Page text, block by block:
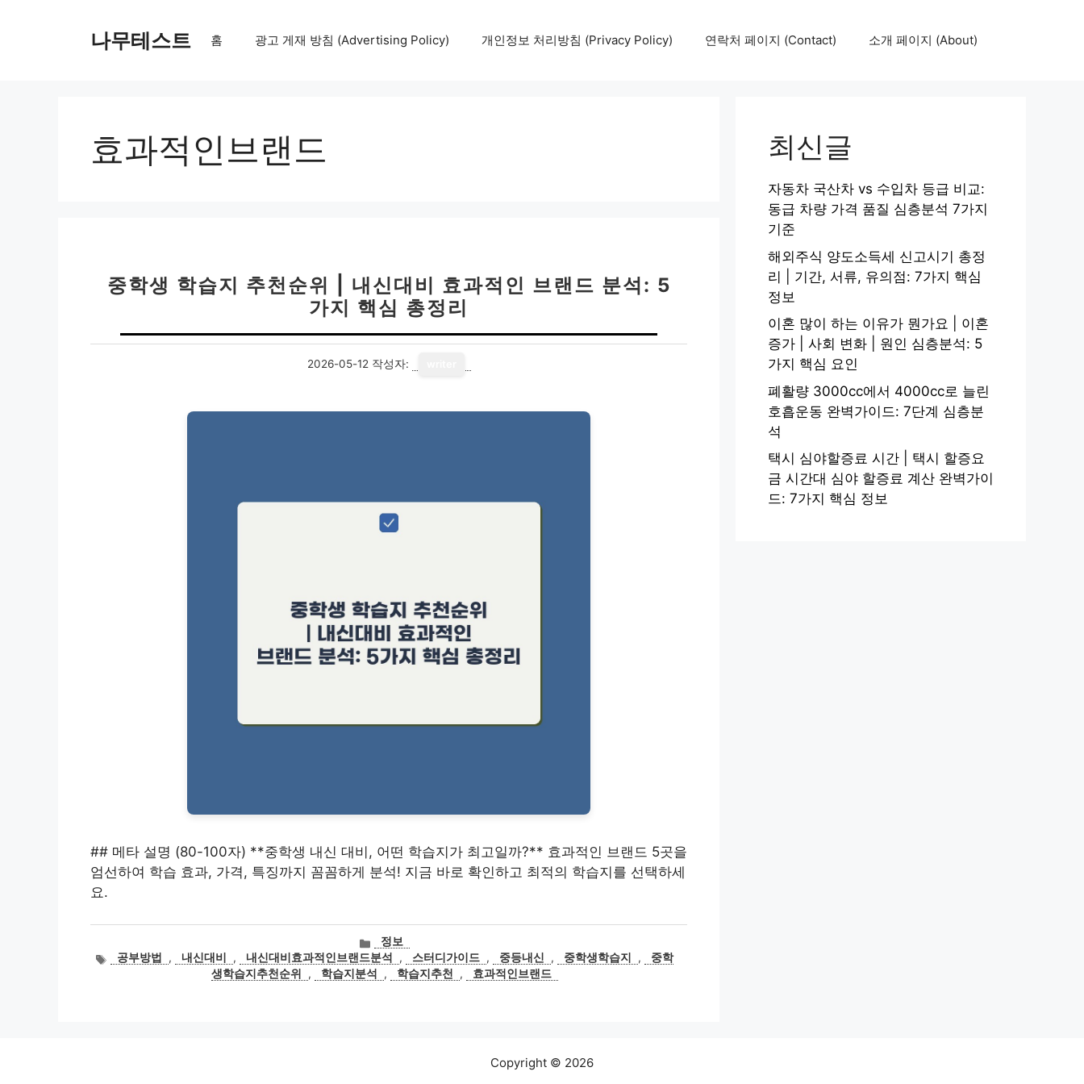
나무테스트 홈 광고 게재 방침 (Advertising Policy) 개인정보 처리방침 (Privacy Policy) 연락처 페이지 (Contact) 소개 페이지 (About)
효과적인브랜드
중학생 학습지 추천순위 | 내신대비 효과적인 브랜드 분석: 5
가지 핵심 총정리
2026-05-12 작성자:
## 메타 설명 (80-100자) **중학생 내신 대비, 어떤 학습지가 최고일까?** 효과적인 브랜드 5곳을
엄선하여 학습 효과, 가격, 특징까지 꼼꼼하게 분석! 지금 바로 확인하고 최적의 학습지를 선택하세
요.
카
테
고
정보
태공부방법 , 내신대비 , 내신대비효과적인브랜드분석 , 스터디가이드 , 중등내신 , 중학생학습지 ,
중학
생학습지추천순위
, 학습지분석 , 학습지추천 , 효과적인브랜드
최신글
자동차 국산차 vs 수입차 등급 비교:
동급 차량 가격 품질 심층분석 7가지
기준
해외주식 양도소득세 신고시기 총정
리 | 기간, 서류, 유의점: 7가지 핵심
정보
이혼 많이 하는 이유가 뭔가요 | 이혼
증가 | 사회 변화 | 원인 심층분석: 5
가지 핵심 요인
폐활량 3000cc에서 4000cc로 늘린
호흡운동 완벽가이드: 7단계 심층분
석
택시 심야할증료 시간 | 택시 할증요
금 시간대 심야 할증료 계산 완벽가이
드: 7가지 핵심 정보
Copyright © 2026